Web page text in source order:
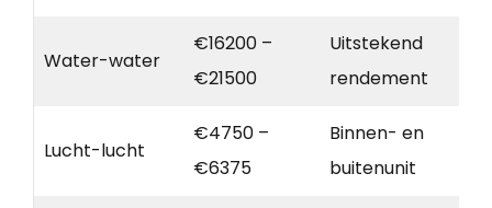
Water-water
€16200 –
€21500
Uitstekend
rendement
Lucht-lucht
€4750 –
€6375
Binnen- en
buitenunit